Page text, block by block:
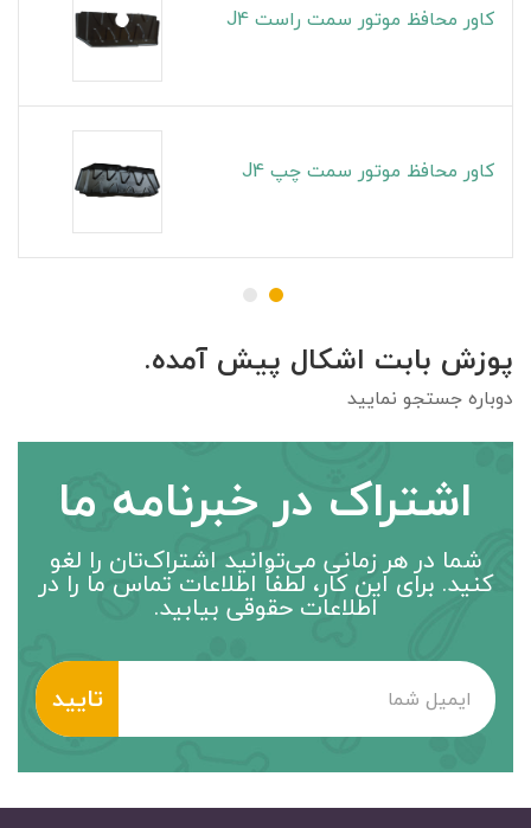
کاور محافظ موتور سمت راست J4
کاور محافظ موتور سمت چپ J4
پوزش بابت اشکال پیش آمده.
دوباره جستجو نمایید
اشتراک در خبرنامه ما
شما در هر زمانی می‌توانید اشتراک‌تان را لغو
کنید. برای این کار، لطفاً اطلاعات تماس ما را در
اطلاعات حقوقی بیابید.